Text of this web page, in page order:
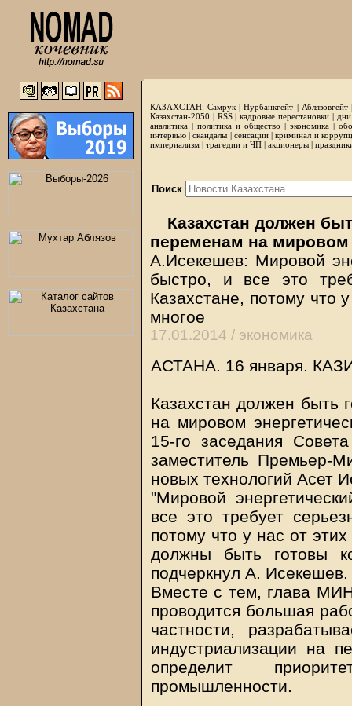
КАЗАХСТАН: Самрук |Нурбанкгейт | Аблязовгейт
Казахстан-2050 | RSS|кадровые перестановки|
аналитика | политика и общество | экономика |
интервью |скандалы | сенсации|криминал и
империализм | трагедии и ЧП | акционеры |
Поиск
Казахстан должен
переменам на мировом
А.Исекешев: Мировой
быстро, и все это
Казахстане, потому что
многое
17.01.2014 / экономика
АСТАНА. 16 января.
Казахстан должен быть
на мировом
15-го заседания
заместитель Премьер-
новых технологий Асет
"Мировой
все это требует
потому что у нас от
должны быть готовы
подчеркнул А. Исекешев.
Вместе с тем, глава
проводится большая
частности,
индустриализации на
определит
промышленности.